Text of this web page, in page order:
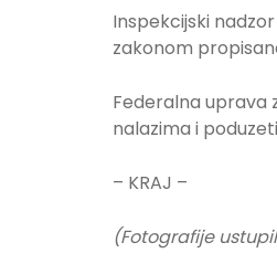
Inspekcijski
zakonom
Federalna uprava
nalazima i
– KRAJ –
(Fotografije